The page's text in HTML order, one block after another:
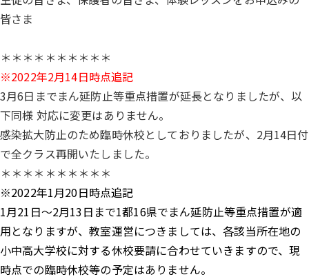
皆さま
＊＊＊＊＊＊＊＊＊＊
※2022年2月14日時点追記
3月6日までまん延防止等重点措置が延長となりましたが、以
下同様 対応に変更はありません。
感染拡大防止のため臨時休校としておりましたが、2月14日付
で全クラス再開いたしました。
＊＊＊＊＊＊＊＊＊＊
※2022年1月20日時点追記
1月21日～2月13日まで1都16県でまん延防止等重点措置が適
用となりますが、教室運営につきましては、各該当所在地の
小中高大学校に対する休校要請に合わせていきますので、現
時点での臨時休校等の予定はありません。